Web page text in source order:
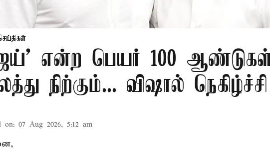
என்ற பெயர் 100
நிற்கும்... விஷால்
on: 07 Aug 2026, 5:12 am